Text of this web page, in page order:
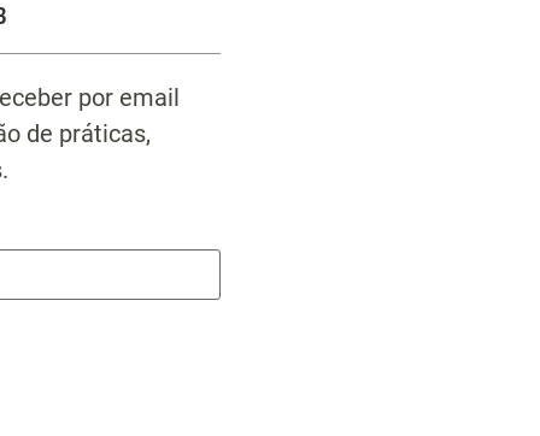
por email
de práticas,